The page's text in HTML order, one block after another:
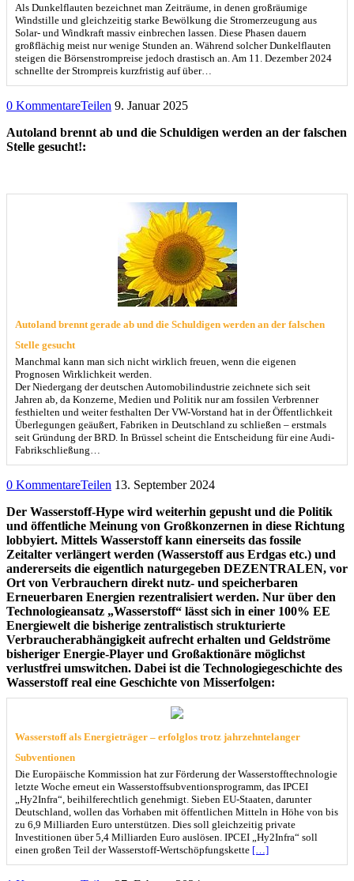
Als Dunkelflauten bezeichnet man Zeiträume, in denen großräumige
Windstille und gleichzeitig starke Bewölkung die Stromerzeugung aus
Solar- und Windkraft massiv einbrechen lassen. Diese Phasen dauern
großflächig meist nur wenige Stunden an. Während solcher Dunkelflauten
steigen die Börsenstrompreise jedoch drastisch an. Am 11. Dezember 2024
schnellte der Strompreis kurzfristig auf über…
0 KommentareTeilen 9. Januar 2025
Autoland brennt ab und die Schuldigen werden an der falschen
Stelle gesucht!:
Autoland brennt gerade ab und die Schuldigen werden an der falschen
Stelle gesucht
Manchmal kann man sich nicht wirklich freuen, wenn die eigenen
Prognosen Wirklichkeit werden.
Der Niedergang der deutschen Automobilindustrie zeichnete sich seit
Jahren ab, da Konzerne, Medien und Politik nur am fossilen Verbrenner
festhielten und weiter festhalten Der VW-Vorstand hat in der Öffentlichkeit
Überlegungen geäußert, Fabriken in Deutschland zu schließen – erstmals
seit Gründung der BRD. In Brüssel scheint die Entscheidung für eine Audi-
Fabrikschließung…
0 KommentareTeilen 13. September 2024
Der Wasserstoff-Hype wird weiterhin gepusht und die Politik
und öffentliche Meinung von Großkonzernen in diese Richtung
lobbyiert. Mittels Wasserstoff kann einerseits das fossile
Zeitalter verlängert werden (Wasserstoff aus Erdgas etc.) und
andererseits die eigentlich naturgegeben DEZENTRALEN, vor
Ort von Verbrauchern direkt nutz- und speicherbaren
Erneuerbaren Energien rezentralisiert werden. Nur über den
Technologieansatz „Wasserstoff“ lässt sich in einer 100% EE
Energiewelt die bisherige zentralistisch strukturierte
Verbraucherabhängigkeit aufrecht erhalten und Geldströme
bisheriger Energie-Player und Großaktionäre möglichst
verlustfrei umswitchen. Dabei ist die Technologiegeschichte des
Wasserstoff real eine Geschichte von Misserfolgen:
Wasserstoff als Energieträger – erfolglos trotz jahrzehntelanger
Subventionen
Die Europäische Kommission hat zur Förderung der Wasserstofftechnologie
letzte Woche erneut ein Wasserstoffsubventionsprogramm, das IPCEI
„Hy2Infra“, beihilferechtlich genehmigt. Sieben EU-Staaten, darunter
Deutschland, wollen das Vorhaben mit öffentlichen Mitteln in Höhe von bis
zu 6,9 Milliarden Euro unterstützen. Dies soll gleichzeitig private
Investitionen über 5,4 Milliarden Euro auslösen. IPCEI „Hy2Infra“ soll
einen großen Teil der Wasserstoff-Wertschöpfungskette […]